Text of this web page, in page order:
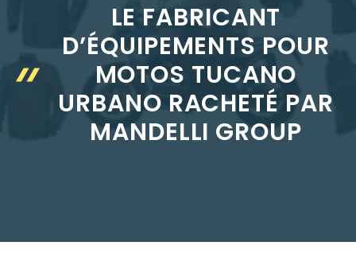
LE FABRICANT
D’ÉQUIPEMENTS POUR
MOTOS TUCANO
URBANO RACHETÉ PAR
MANDELLI GROUP